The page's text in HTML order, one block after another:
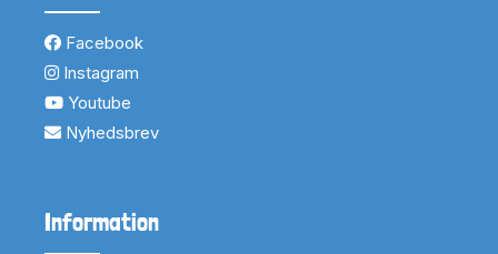
Facebook
Instagram
Youtube
Nyhedsbrev
Information